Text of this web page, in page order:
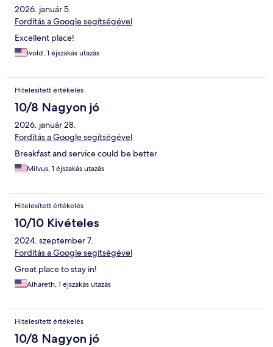
2026. január 5.
Fordítás a Google segítségével
Excellent place!
Ivold, 1 éjszakás utazás
Hitelesített értékelés
10/8 Nagyon jó
2026. január 28.
Fordítás a Google segítségével
Breakfast and service could be better
Milvus, 1 éjszakás utazás
Hitelesített értékelés
10/10 Kivételes
2024. szeptember 7.
Fordítás a Google segítségével
Great place to stay in!
Alhareth, 1 éjszakás utazás
Hitelesített értékelés
10/8 Nagyon jó